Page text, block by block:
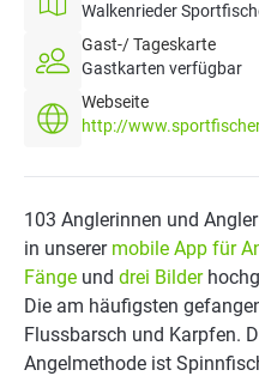
Walkenrieder
Gast-/ Tageskarte
Gastkarten verfügbar
Webseite
http://
103 Anglerinnen und
in unserer mobile App für
Fänge und drei Bilder
Die am häufigsten
Flussbarsch und Karpfen.
Angelmethode ist